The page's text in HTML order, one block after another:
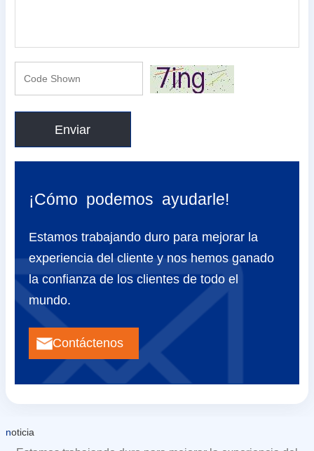
Enviar
¡Cómo podemos ayudarle!
Estamos trabajando duro para mejorar la
experiencia del cliente y nos hemos ganado
la confianza de los clientes de todo el
mundo.
Contáctenos
noticia